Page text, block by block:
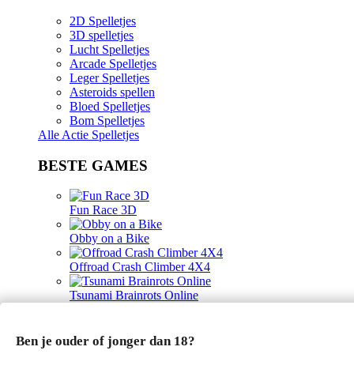
Ben je ouder of jonger dan 18?
2D Spelletjes
3D spelletjes
Lucht Spelletjes
Arcade Spelletjes
Leger Spelletjes
Asteroids spellen
Bloed Spelletjes
Bom Spelletjes
Alle Actie Spelletjes
BESTE GAMES
Fun Race 3D
Obby on a Bike
Offroad Crash Climber 4X4
Tsunami Brainrots Online
Pixel Shoot